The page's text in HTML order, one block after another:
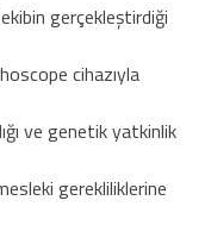
gerçekleştirdiği
cihazıyla
ve genetik yatkinlik
gerekliliklerine